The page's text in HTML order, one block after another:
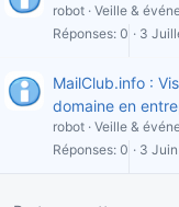
robot Veille &
Réponses 0 3
MailClub.info :
domaine en
robot Veille &
Réponses 0 3